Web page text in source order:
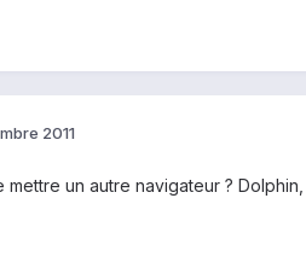
2011
mettre un autre navigateur ?